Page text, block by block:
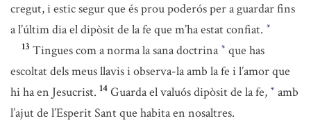
cregut, i estic segur que és prou poderós per a guardar fins
a l’últim dia el dipòsit de la fe que m’ha estat confiat. *
13 Tingues com a norma la sana doctrina * que has
escoltat dels meus llavis i observa-la amb la fe i l’amor que
hi ha en Jesucrist. 14 Guarda el valuós dipòsit de la fe, * amb
l’ajut de l’Esperit Sant que habita en nosaltres.